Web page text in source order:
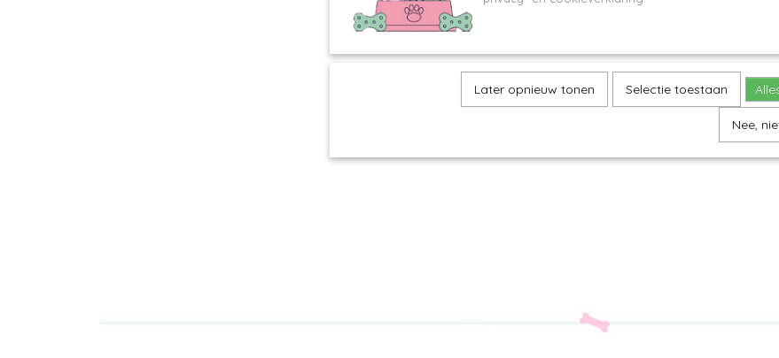
Later opnieuw tonen Selectie toestaan
Nee,